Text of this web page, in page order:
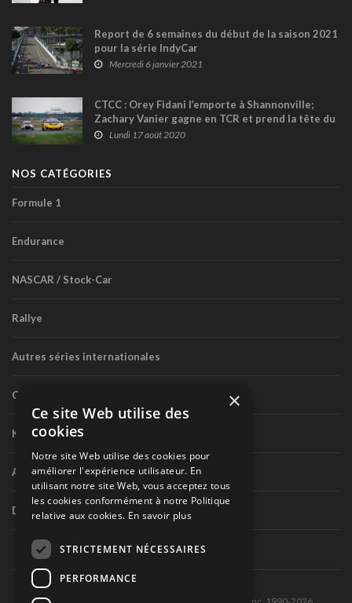
Report de 6 semaines du début de la saison 2021
pour la série IndyCar
Mercredi 6 janvier 2021
CTCC : Orey Fidani l’emporte à Shannonville;
Zachary Vanier gagne en TCR et prend la tête du
championnat
Lundi 17 août 2020
NOS CATÉGORIES
Formule 1
Endurance
NASCAR / Stock-Car
Rallye
Autres séries internationales
Circuit routier canadien
Karting
Autres séries nationales
Divers
×
Ce site Web utilise des
cookies
Notre site Web utilise des cookies pour
améliorer l'expérience utilisateur. En
utilisant notre site Web, vous acceptez tous
les cookies conformément à notre Politique
relative aux cookies. En savoir plus
STRICTEMENT NÉCESSAIRES
PERFORMANCE